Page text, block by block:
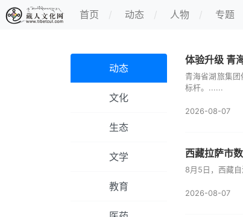
首页 动态 人物 专题
动态
文化
生态
文学
教育
体验升级 青
青海省湖旅集
标杆。......
2026-08-07
西藏拉萨市
8月5日，西藏
2026-08-07